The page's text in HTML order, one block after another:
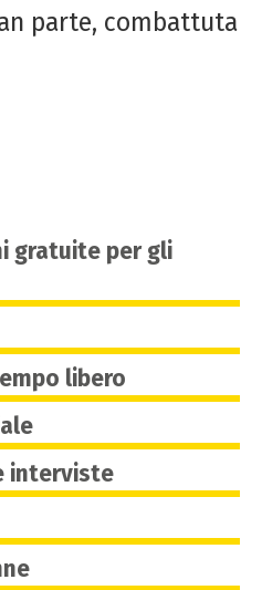
parte, combattuta
gratuite per gli
libero
interviste